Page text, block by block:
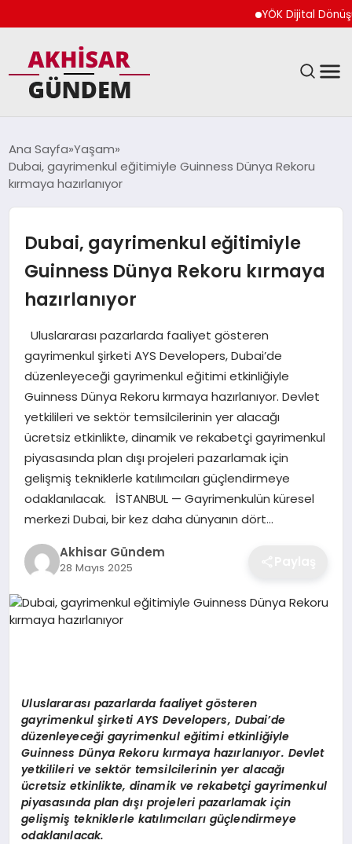
YÖK Dijital Dönüşüm
DÜNYA
TEKNOLOJI
YAŞAM
Ana Sayfa Yaşam
Dubai, gayrimenkul eğitimiyle Guinness Dünya Rekoru
kırmaya hazırlanıyor
Dubai, gayrimenkul eğitimiyle
Guinness Dünya Rekoru kırmaya
hazırlanıyor
Uluslararası pazarlarda faaliyet gösteren
gayrimenkul şirketi AYS Developers, Dubai’de
düzenleyeceği gayrimenkul eğitimi etkinliğiyle
Guinness Dünya Rekoru kırmaya hazırlanıyor. Devlet
yetkilileri ve sektör temsilcilerinin yer alacağı
ücretsiz etkinlikte, dinamik ve rekabetçi gayrimenkul
piyasasında plan dışı projeleri pazarlamak için
gelişmiş tekniklerle katılımcıları güçlendirmeye
odaklanılacak. İSTANBUL — Gayrimenkulün küresel
merkezi Dubai, bir kez daha dünyanın dört…
Akhisar Gündem
28 Mayıs 2025
Uluslararası pazarlarda faaliyet gösteren
gayrimenkul şirketi AYS Developers, Dubai’de
düzenleyeceği gayrimenkul eğitimi etkinliğiyle
Guinness Dünya Rekoru kırmaya hazırlanıyor. Devlet
yetkilileri ve sektör temsilcilerinin yer alacağı
ücretsiz etkinlikte, dinamik ve rekabetçi gayrimenkul
piyasasında plan dışı projeleri pazarlamak için
gelişmiştekniklerle katılımcıları güçlendirmeye
odaklanılacak.